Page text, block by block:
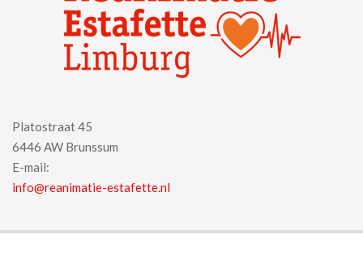
Platostraat 45
6446 AW Brunssum
E-mail:
info@reanimatie-estafette.nl